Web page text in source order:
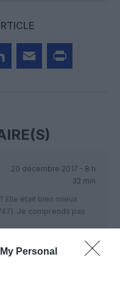
Personal
20 décembre 2017 - 8 h
32 min
Elle était bien mieux
Je comprends pas
RÉPONDRE